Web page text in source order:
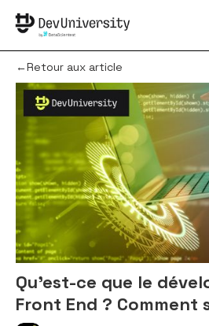
←Retour aux article
Qu’est-ce que le
Front End ? Comment